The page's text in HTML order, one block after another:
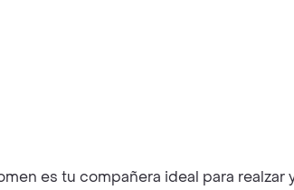
es tu compañera ideal para